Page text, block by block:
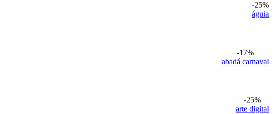
-25%
águia
-17%
abadá carnaval
-25%
arte digital